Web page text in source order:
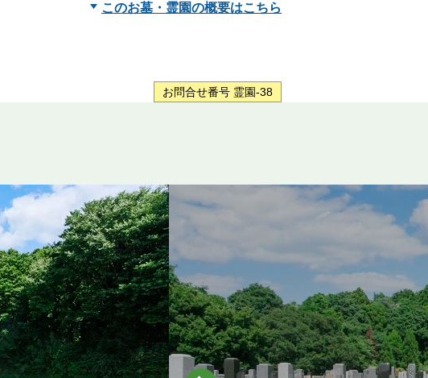
このお墓・霊園の概要はこちら
お問合せ番号 霊園-38